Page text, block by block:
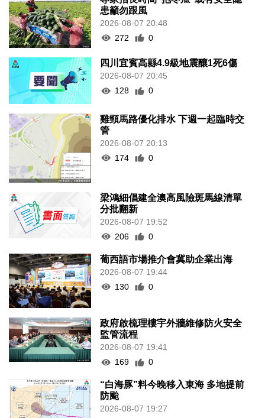
患籲勿跟風
2026-08-07 20:48
272
0
四川宜賓高縣4.9級地震釀1死6傷
2026-08-07 20:45
128
0
雞頸馬路優化排水 下週一起臨時交
管
2026-08-07 20:13
174
0
梁鴻細倡建全澳高風險斑馬線清單
分批翻新
2026-08-07 19:52
206
0
葡西語市場推介會冀助企業出海
2026-08-07 19:44
130
0
政府啟梳理樓宇外牆維修防火安全
監管流程
2026-08-07 19:41
169
0
“白海豚”料今晚移入東海 多地提前
防颱
2026-08-07 19:27